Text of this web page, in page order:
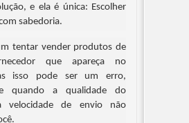
e ela é única: Escolher
sabedoria.
tentar vender produtos de
que apareça no
isso pode ser um erro,
quando a qualidade do
de envio não